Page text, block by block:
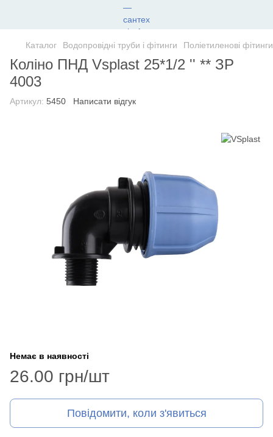
Каталог Водопровідні труби і фітинги Поліетиленові фітинги
Коліно ПНД Vsplast 25*1/2 '' ** ЗР
4003
Артикул: 5450 Написати відгук
Немає в наявності
26.00 грн/шт
Повідомити, коли з'явиться